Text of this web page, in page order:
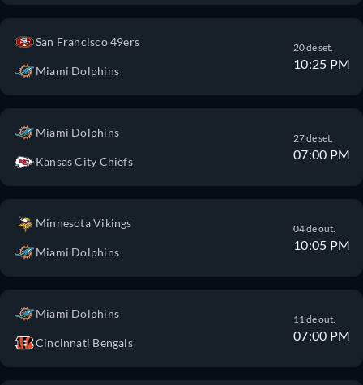
San Francisco 49ers
Miami Dolphins
20 de set.
10:25 PM
Miami Dolphins
Kansas City Chiefs
27 de set.
07:00 PM
Minnesota Vikings
Miami Dolphins
04 de out.
10:05 PM
Miami Dolphins
Cincinnati Bengals
11 de out.
07:00 PM